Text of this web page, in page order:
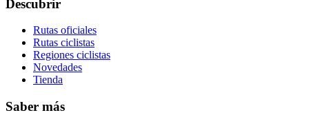
Descubrir
Rutas oficiales
Rutas ciclistas
Regiones ciclistas
Novedades
Tienda
Saber más